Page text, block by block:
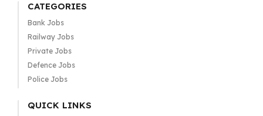
CATEGORIES
Bank Jobs
Railway Jobs
Private Jobs
Defence Jobs
Police Jobs
QUICK LINKS